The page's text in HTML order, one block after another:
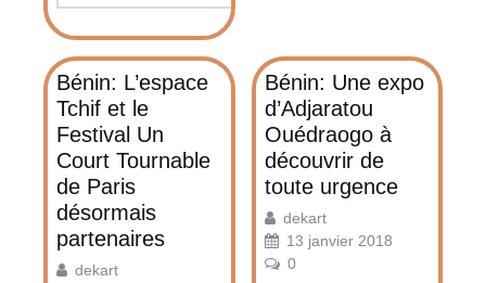
Bénin: L’espace
Tchif et le
Festival Un
Court Tournable
de Paris
désormais
partenaires
dekart
Bénin: Une expo
d’Adjaratou
Ouédraogo à
découvrir de
toute urgence
dekart
13 janvier 2018
0